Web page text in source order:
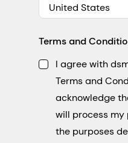
United States
Terms and
I agree with
Terms and
acknowledge
will process
the purposes